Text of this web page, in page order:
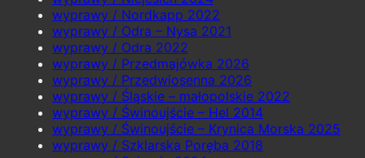
wyprawy / Nordkapp 2022
wyprawy / Odra – Nysa 2021
wyprawy / Odra 2022
wyprawy / Przedmajówka 2026
wyprawy / Przedwiosenna 2026
wyprawy / Śląskie – małopolskie 2022
wyprawy / Świnoujście – Hel 2014
wyprawy / Świnoujście – Krynica Morska 2025
wyprawy / Szklarska Poręba 2018